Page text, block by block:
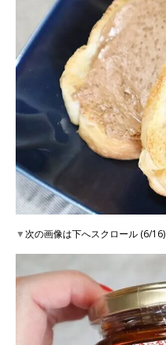
▼次の画像は下へスクロール (6/16)